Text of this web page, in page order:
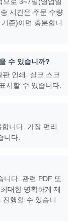
시간은 주문 수량
준)이면 충분합니
수 있습니까?
인쇄, 실크 스크
시할 수 있습니다.
니다. 가장 편리
니다.
니다. 관련 PDF 또
대한 명확하게 제
행할 수 있습니